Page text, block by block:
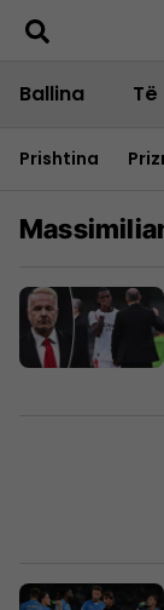
Ballina
Prishtina